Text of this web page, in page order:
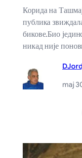
Корида на
публика
бикове.Био
никад није
maj